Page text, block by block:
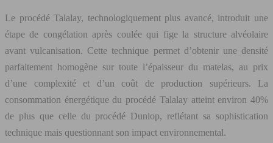
Le procédé Talalay, technologiquement plus avancé, introduit une
étape de congélation après coulée qui fige la structure alvéolaire
avant vulcanisation. Cette technique permet d’obtenir une densité
parfaitement homogène sur toute l’épaisseur du matelas, au prix
d’une complexité et d’un coût de production supérieurs. La
consommation énergétique du procédé Talalay atteint environ 40%
de plus que celle du procédé Dunlop, reflétant sa sophistication
technique mais questionnant son impact environnemental.